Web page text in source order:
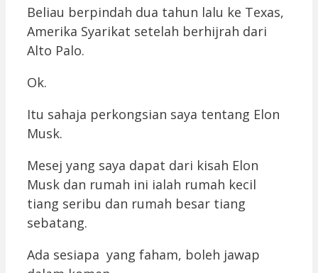
Beliau berpindah dua tahun lalu ke Texas,
Amerika Syarikat setelah berhijrah dari
Alto Palo.
Ok.
Itu sahaja perkongsian saya tentang Elon
Musk.
Mesej yang saya dapat dari kisah Elon
Musk dan rumah ini ialah rumah kecil
tiang seribu dan rumah besar tiang
sebatang.
Ada sesiapa yang faham, boleh jawap